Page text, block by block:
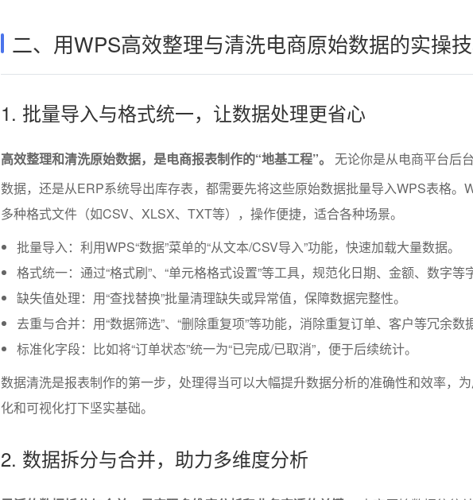
二、用WPS高效整理与清洗电商原始数据的实操
1. 批量导入与格式统一，让数据处理更省心
高效整理和清洗原始数据，是电商报表制作的“地基工程”。
无论你是从电商平台后
数据，还是从ERP系统导出库存表，都需要先将这些原始数据批量导入WPS表格。
多种格式文件（如CSV、XLSX、TXT等），操作便捷，适合各种场景。
批量导入：利用WPS“数据”菜单的“从文本/CSV导入”功能，快速加载大量数据。
格式统一：通过“格式刷”、“单元格格式设置”等工具，规范化日期、金额、数字等
缺失值处理：用“查找替换”批量清理缺失或异常值，保障数据完整性。
去重与合并：用“数据筛选”、“删除重复项”等功能，消除重复订单、客户等冗余数
标准化字段：比如将“订单状态”统一为“已完成/已取消”，便于后续统计。
数据清洗是报表制作的第一步，处理得当可以大幅提升数据分析的准确性和效率，
化和可视化打下坚实基础。
2. 数据拆分与合并，助力多维度分析